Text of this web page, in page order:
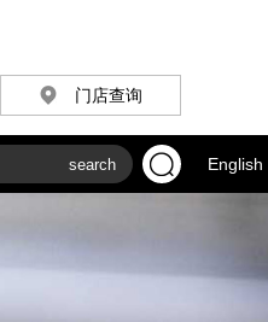
门店查询
English